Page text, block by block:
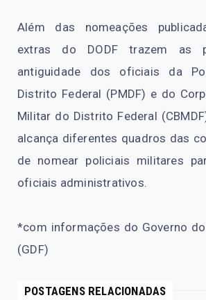
Além das nomeações
extras do DODF trazem as
antiguidade dos oficiais da
Distrito Federal (PMDF) e do
Militar do Distrito Federal
alcança diferentes quadros das
de nomear policiais militares
oficiais administrativos.
*com informações do Governo
(GDF)
POSTAGENS RELACIONADAS